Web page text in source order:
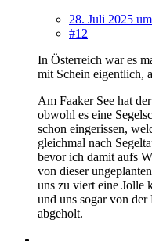
28. Juli 2025
#12
In Österreich war es
mit Schein eigentlich,
Am Faaker See hat
obwohl es eine
schon eingerissen,
gleichmal nach
bevor ich damit aufs
von dieser
uns zu viert eine Jolle
und uns sogar von
abgeholt.